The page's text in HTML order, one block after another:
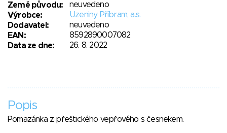
Země původu:
neuvedeno
Výrobce:
Uzeniny Příbram, a.s.
Dodavatel:
neuvedeno
EAN:
8592890007082
Data ze dne:
26. 8. 2022
Popis
Pomazánka z přeštického vepřového s česnekem.